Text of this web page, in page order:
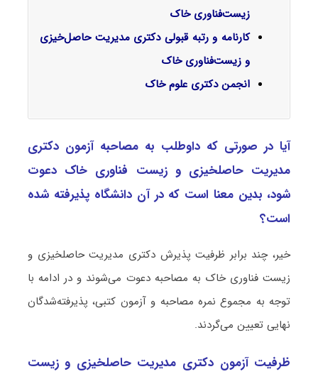
زیست‌فناوری خاک
کارنامه و رتبه قبولی دکتری مدیریت حاصل‌خیزی
و زیست‌فناوری خاک
انجمن دکتری علوم خاک
آیا در صورتی که داوطلب به مصاحبه آزمون دکتری
ﻣﺪﻳﺮﻳﺖ حاصلخیزی و زﻳﺴﺖ ﻓﻨﺎوری ﺧﺎک دعوت
شود، بدین معنا است که در آن دانشگاه پذیرفته شده
است؟
خیر، چند برابر ظرفیت پذیرش دکتری ﻣﺪﻳﺮﻳﺖ حاصلخیزی و
زﻳﺴﺖ ﻓﻨﺎوری ﺧﺎک به مصاحبه دعوت می‌شوند و در ادامه با
توجه به مجموع نمره مصاحبه و آزمون کتبی، پذیرفته‌شدگان
نهایی تعیین می‌گردند.
ظرفیت آزمون دکتری ﻣﺪﻳﺮﻳﺖ حاصلخیزی و زﻳﺴﺖ